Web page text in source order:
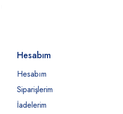
Hesabım
Hesabım
Siparişlerim
İadelerim